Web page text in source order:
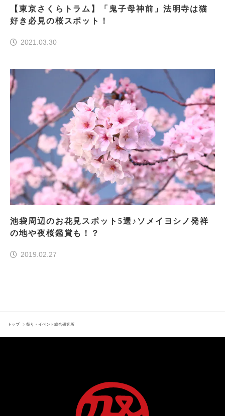
【東京さくらトラム】「鬼子母神前」法明寺は猫
好き必見の桜スポット！
2021.03.30
池袋周辺のお花見スポット5選♪ソメイヨシノ発祥
の地や夜桜鑑賞も！？
2019.02.27
トップ 祭り・イベント総合研究所